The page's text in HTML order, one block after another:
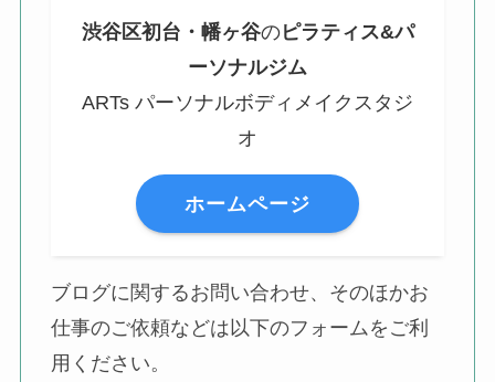
渋谷区初台・幡ヶ谷のピラティス&パ
ーソナルジム
ARTs パーソナルボディメイクスタジ
オ
ホームページ
ブログに関するお問い合わせ、そのほかお
仕事のご依頼などは以下のフォームをご利
用ください。